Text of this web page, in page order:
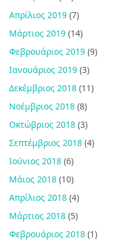
Απρίλιος 2019 (7)
Μάρτιος 2019 (14)
Φεβρουάριος 2019 (9)
Ιανουάριος 2019 (3)
Δεκέμβριος 2018 (11)
Νοέμβριος 2018 (8)
Οκτώβριος 2018 (3)
Σεπτέμβριος 2018 (4)
Ιούνιος 2018 (6)
Μάιος 2018 (10)
Απρίλιος 2018 (4)
Μάρτιος 2018 (5)
Φεβρουάριος 2018 (1)